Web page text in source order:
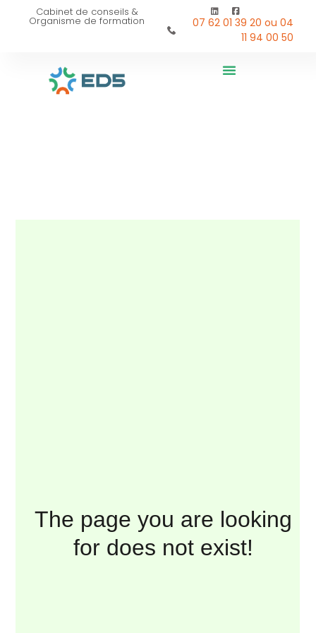
Cabinet de conseils &
Organisme de formation
07 62 01 39 20 ou 04
11 94 00 50